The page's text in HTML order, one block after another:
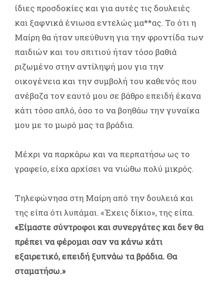
ίδιες προσδοκίες και για αυτές τις δουλειές
και ξαφνικά ένιωσα εντελώς μα**ας. Το ότι η
Μαίρη θα ήταν υπεύθυνη για την φροντίδα των
παιδιών και του σπιτιού ήταν τόσο βαθιά
ριζωμένο στην αντίληψή μου για την
οικογένεια και την συμβολή του καθενός που
ανέβαζα τον εαυτό μου σε βάθρο επειδή έκανα
κάτι τόσο απλό, όσο το να βοηθάω την γυναίκα
μου με το μωρό μας τα βράδια.
Μέχρι να παρκάρω και να περπατήσω ως το
γραφείο, είχα αρχίσει να νιώθω πολύ μικρός.
Τηλεφώνησα στη Μαίρη από την δουλειά και
της είπα ότι λυπάμαι. «Έχεις δίκιο», της είπα.
«Είμαστε σύντροφοι και συνεργάτες και δεν θα
πρέπει να φέρομαι σαν να κάνω κάτι
εξαιρετικό, επειδή ξυπνάω τα βράδια. Θα
σταματήσω.»